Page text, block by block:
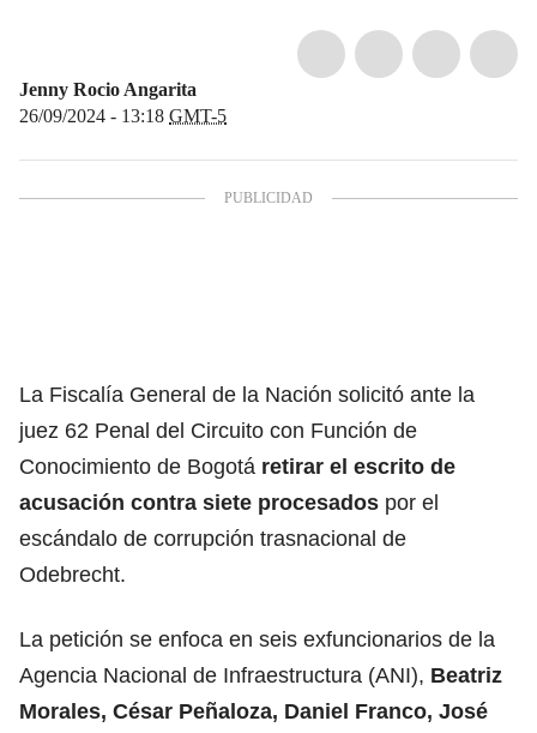
Jenny Rocio Angarita
26/09/2024 - 13:18 GMT-5
La Fiscalía General de la Nación solicitó ante la
juez 62 Penal del Circuito con Función de
Conocimiento de Bogotá retirar el escrito de
acusación contra siete procesados por el
escándalo de corrupción trasnacional de
Odebrecht.
La petición se enfoca en seis exfuncionarios de la
Agencia Nacional de Infraestructura (ANI), Beatriz
Morales, César Peñaloza, Daniel Franco, José